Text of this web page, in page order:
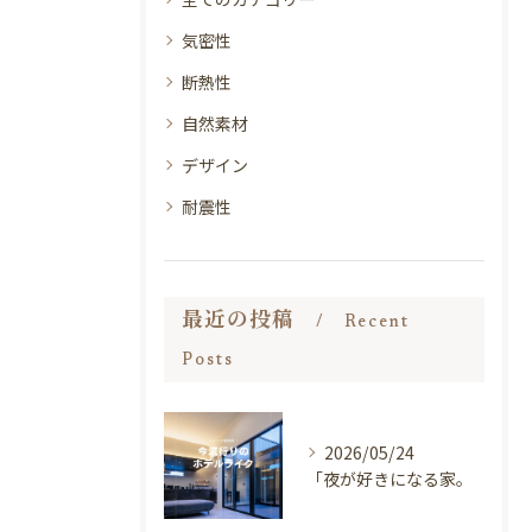
気密性
断熱性
自然素材
デザイン
耐震性
最近の投稿 Recent
Posts
2026/05/24
「夜が好きになる家。